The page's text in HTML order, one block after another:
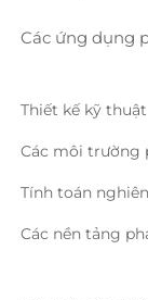
Các ứng dụng
Thiết kế kỹ thuật
Các môi trường
Tính toán
Các nền tảng